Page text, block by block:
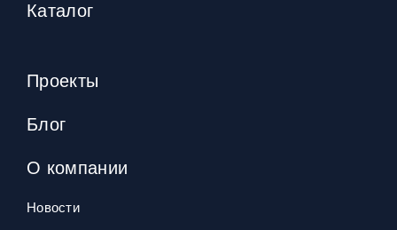
Каталог
Проекты
Блог
О компании
Новости